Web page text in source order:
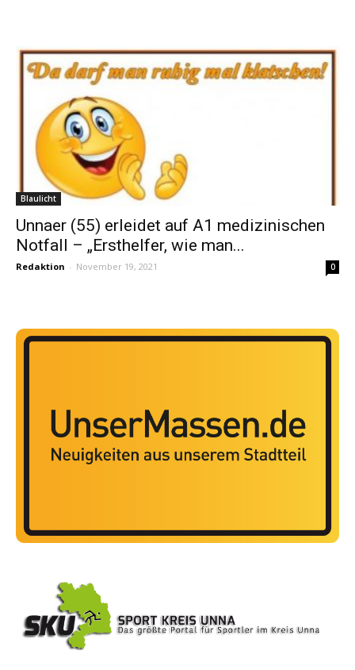
Blaulicht
Unnaer (55) erleidet auf A1 medizinischen
Notfall – „Ersthelfer, wie man...
Redaktion - November 19, 2021 0